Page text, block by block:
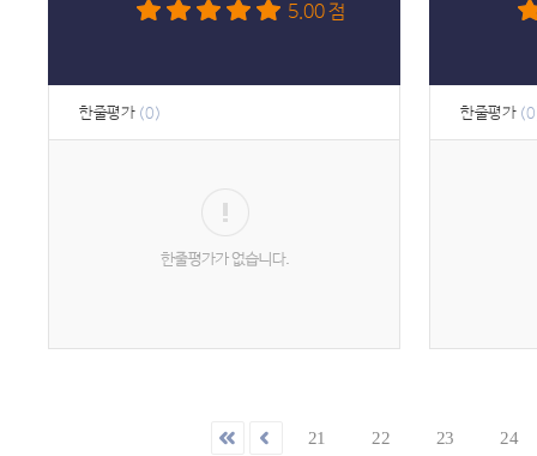
5.00 점
한줄평가 (0) 한줄평가
21 22 23 24